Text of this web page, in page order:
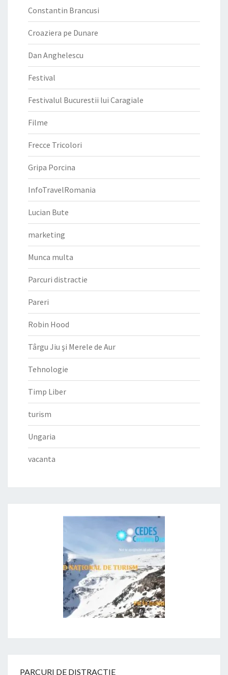
Constantin Brancusi
Croaziera pe Dunare
Dan Anghelescu
Festival
Festivalul Bucurestii lui Caragiale
Filme
Frecce Tricolori
Gripa Porcina
InfoTravelRomania
Lucian Bute
marketing
Munca multa
Parcuri distractie
Pareri
Robin Hood
Târgu Jiu şi Merele de Aur
Tehnologie
Timp Liber
turism
Ungaria
vacanta
PARCURI DE DISTRACTIE